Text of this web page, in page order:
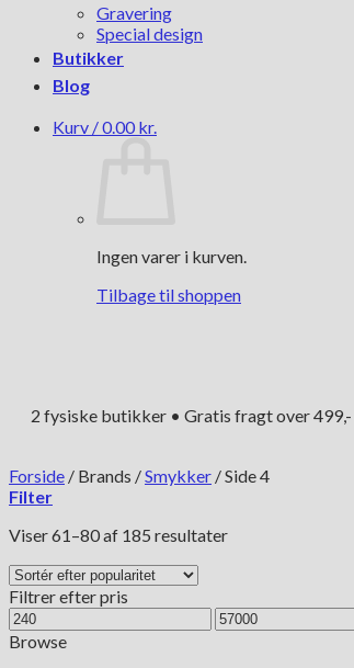
Gravering
Special design
Butikker
Blog
Kurv /0.00 kr.
Ingen varer i kurven.
Tilbage til shoppen
2 fysiske butikker • Gratis fragt over
Forside / Brands /Smykker /Side 4
Filter
Viser 61–80 af 185 resultaterSorteret
Filtrer efter pris
Mindste
pris
Højeste
pris
Browse